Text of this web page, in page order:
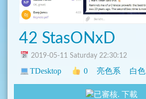
42 StasONxD
2019-05-11 Saturday 22:30:12
TDesktop 0 亮色系 白色
下載